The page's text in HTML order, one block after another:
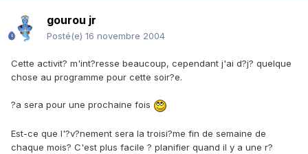
gourou jr
Posté(e) 16 novembre 2004
Cette activit? m'int?resse beaucoup, cependant j'ai d?j? quelque
chose au programme pour cette soir?e.
?a sera pour une prochaine fois
Est-ce que l'?v?nement sera la troisi?me fin de semaine de
chaque mois? C'est plus facile ? planifier quand il y a une r?